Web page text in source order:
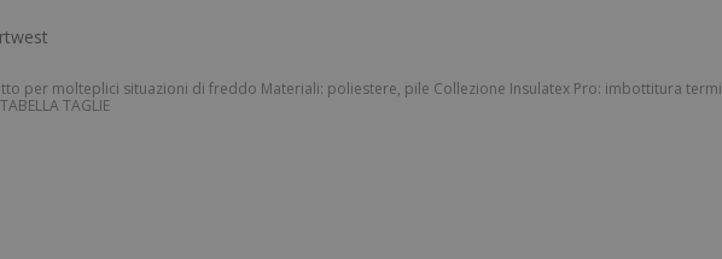
per molteplici situazioni di freddo Materiali: poliestere, pile Collezione Insulatex Pro: imbottitura
TAGLIE